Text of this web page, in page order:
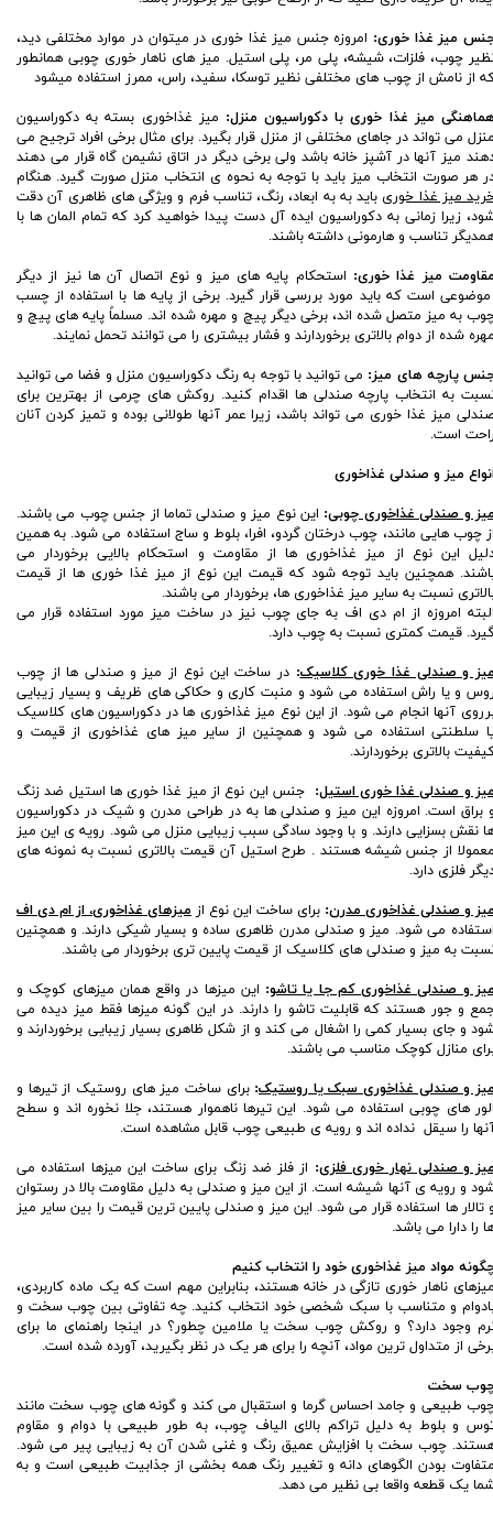
میز غذا خوری: امروزه جنس میز غذا خوری در میتوان در موارد مختلفی دید،
چوب، فلزات، شیشه، پلی مر، پلی استیل. میز های ناهار خوری چوبی همانطور
از نامش از چوب های مختلفی نظیر توسکا، سفید، راس، ممرز استفاده میشود
میز غذا خوری با دکوراسیون منزل: میز غذاخوری بسته به دکوراسیون
می تواند در جاهای مختلفی از منزل قرار بگیرد. برای مثال برخی افراد ترجیح می
میز آنها در آشپز خانه باشد ولی برخی دیگر در اتاق نشیمن گاه قرار می دهند
هر صورت انتخاب میز باید با توجه به نحوه ی انتخاب منزل صورت گیرد. هنگام
میز غذا خوری باید به به ابعاد، رنگ، تناسب فرم و ویژگی های ظاهری آن دقت
زیرا زمانی به دکوراسیون ایده آل دست پیدا خواهید کرد که تمام المان ها با
تناسب و هارمونی داشته باشند.
میز غذا خوری: استحکام پایه های میز و نوع اتصال آن ها نیز از دیگر
است که باید مورد بررسی قرار گیرد. برخی از پایه ها با استفاده از چسب
به میز متصل شده اند، برخی دیگر پیچ و مهره شده اند. مسلماً پایه های پیچ و
شده از دوام بالاتری برخوردارند و فشار بیشتری را می توانند تحمل نمایند.
پارچه های میز: می توانید با توجه به رنگ دکوراسیون منزل و فضا می توانید
به انتخاب پارچه صندلی ها اقدام کنید. روکش های چرمی از بهترین برای
میز غذا خوری می تواند باشد، زیرا عمر آنها طولانی بوده و تمیز کردن آنان
است.
میز و صندلی غذاخوری
و صندلی غذاخوری چوبی: این نوع میز و صندلی تماما از جنس چوب می باشند.
چوب هایی مانند، چوب درختان گردو، افرا، بلوط و ساج استفاده می شود. به همین
این نوع از میز غذاخوری ها از مقاومت و استحکام بالایی برخوردار می
همچنین باید توجه شود که قیمت این نوع از میز غذا خوری ها از قیمت
نسبت به سایر میز غذاخوری ها، برخوردار می باشند.
امروزه از ام دی اف به جای چوب نیز در ساخت میز مورد استفاده قرار می
قیمت کمتری نسبت به چوب دارد.
و صندلی غذا خوری کلاسیک: در ساخت این نوع از میز و صندلی ها از چوب
و یا راش استفاده می شود و منبت کاری و حکاکی های ظریف و بسیار زیبایی
آنها انجام می شود. از این نوع میز غذاخوری ها در دکوراسیون های کلاسیک
سلطنتی استفاده می شود و همچنین از سایر میز های غذاخوری از قیمت و
بالاتری برخوردارند.
و صندلی غذا خوری استیل: جنس این نوع از میز غذا خوری ها استیل ضد زنگ
براق است. امروزه این میز و صندلی ها به در طراحی مدرن و شیک در دکوراسیون
نقش بسزایی دارند. و با وجود سادگی سبب زیبایی منزل می شود. رویه ی این میز
از جنس شیشه هستند . طرح استیل آن قیمت بالاتری نسبت به نمونه های
فلزی دارد.
و صندلی غذاخوری مدرن: برای ساخت این نوع از میزهای غذاخوری، از ام دی اف
می شود. میز و صندلی مدرن ظاهری ساده و بسیار شیکی دارند. و همچنین
به میز و صندلی های کلاسیک از قیمت پایین تری برخوردار می باشند.
و صندلی غذاخوری کم جا یا تاشو: این میزها در واقع همان میزهای کوچک و
و جور هستند که قابلیت تاشو را دارند. در این گونه میزها فقط میز دیده می
و جای بسیار کمی را اشغال می کند و از شکل ظاهری بسیار زیبایی برخوردارند و
منازل کوچک مناسب می باشند.
و صندلی غذاخوری سبک یا روستیک: برای ساخت میز های روستیک از تیرها و
های چوبی استفاده می شود. این تیرها ناهموار هستند، جلا نخوره اند و سطح
را سیقل نداده اند و رویه ی طبیعی چوب قابل مشاهده است.
و صندلی نهار خوری فلزی: از فلز ضد زنگ برای ساخت این میزها استفاده می
و رویه ی آنها شیشه است. از این میز و صندلی به دلیل مقاومت بالا در رستوان
تالار ها استفاده قرار می شود. این میز و صندلی پایین ترین قیمت را بین سایر میز
را دارا می باشد.
مواد میز غذاخوری خود را انتخاب کنیم
ناهار خوری تازگی در خانه هستند، بنابراین مهم است که یک ماده کاربردی،
و متناسب با سبک شخصی خود انتخاب کنید. چه تفاوتی بین چوب سخت و
وجود دارد؟ و روکش چوب سخت یا ملامین چطور؟ در اینجا راهنمای ما برای
از متداول ترین مواد، آنچه را برای هر یک در نظر بگیرید، آورده شده است.
سخت
طبیعی و جامد احساس گرما و استقبال می کند و گونه های چوب سخت مانند
و بلوط به دلیل تراکم بالای الیاف چوب، به طور طبیعی با دوام و مقاوم
چوب سخت با افزایش عمیق رنگ و غنی شدن آن به زیبایی پیر می شود.
بودن الگوهای دانه و تغییر رنگ همه بخشی از جذابیت طبیعی است و به
یک قطعه واقعا بی نظیر می دهد.